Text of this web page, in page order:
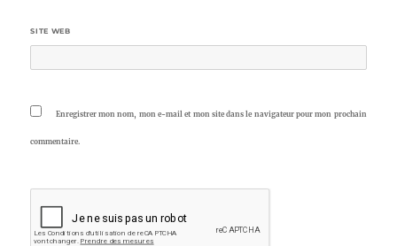
SITE WEB
Enregistrer mon nom, mon e-mail et mon site dans le navigateur pour mon prochain
commentaire.